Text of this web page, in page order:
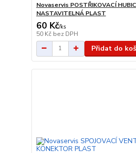
Novaservis POSTŘIKOVACÍ
NASTAVITELNÁ PLAST
60 Kč/ks
50 Kč bez DPH
Přidat do